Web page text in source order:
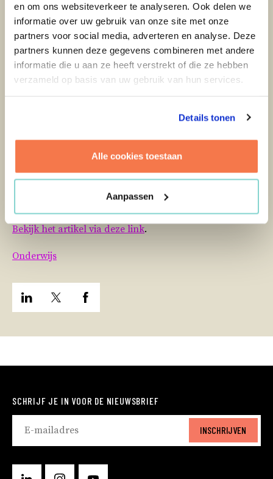
en om ons websiteverkeer te analyseren. Ook delen we
informatie over uw gebruik van onze site met onze
partners voor social media, adverteren en analyse. Deze
partners kunnen deze gegevens combineren met andere
informatie die u aan ze heeft verstrekt of die ze hebben
verzameld op basis van uw gebruik van hun services.
Details tonen
Alle cookies toestaan
Aanpassen
Als directeur van de Stichting Onderwijshuisvesting
Hoorn (SOHH) geeft collega Jan Heijboer in het
magazine
Onderwijs & Bouw nr 01-2021
zijn visie hoe
huisvestingsambities waar te maken met de beschikbare
budgetten.
onderwijs in Hoorn van een goede huisvesting te
gerenoveerd waarbij één schoolgebouw grotendeels is
vernieuwd. Nu de scholen allemaal gerenoveerd of
vernieuwd zijn, richten de SOHH en de schoolbesturen
verduurzaming van alle gebouwen.
Bekijk het artikel via deze link.
Onderwijs
SCHRIJF JE IN VOOR DE NIEUWSBRIEF
INSCHRIJVEN